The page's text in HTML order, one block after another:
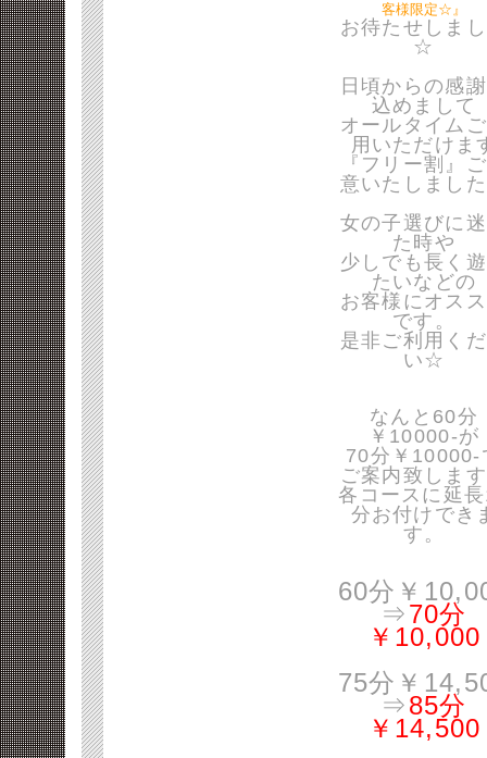
客様限定☆』
お待たせしま
☆
日頃からの感
込めまして
オールタイム
用いただけま
『フリー割』
意いたしまし
女の子選びに
た時や
少しでも長く
たいなどの
お客様にオス
です。
是非ご利用く
い☆
なんと60分
￥10000-が
70分￥10000-
ご案内致しま
各コースに延
分お付けでき
す。
60分￥
⇒70分
￥10,000
75分￥
⇒85分
￥14,500